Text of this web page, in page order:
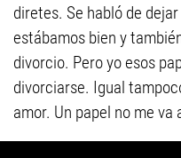
diretes. Se habló de
estábamos bien y
divorcio. Pero yo esos
divorciarse. Igual
amor. Un papel no me va